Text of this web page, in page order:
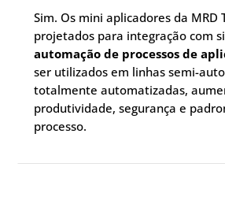
Sim. Os mini aplicadores da MRD
projetados para integração com
automação de processos de
ser utilizados em linhas semi-
totalmente automatizadas,
produtividade, segurança e
processo.